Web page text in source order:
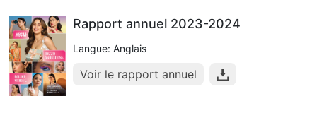
Rapport annuel 2023-2024
Langue: Anglais
Voir le rapport annuel